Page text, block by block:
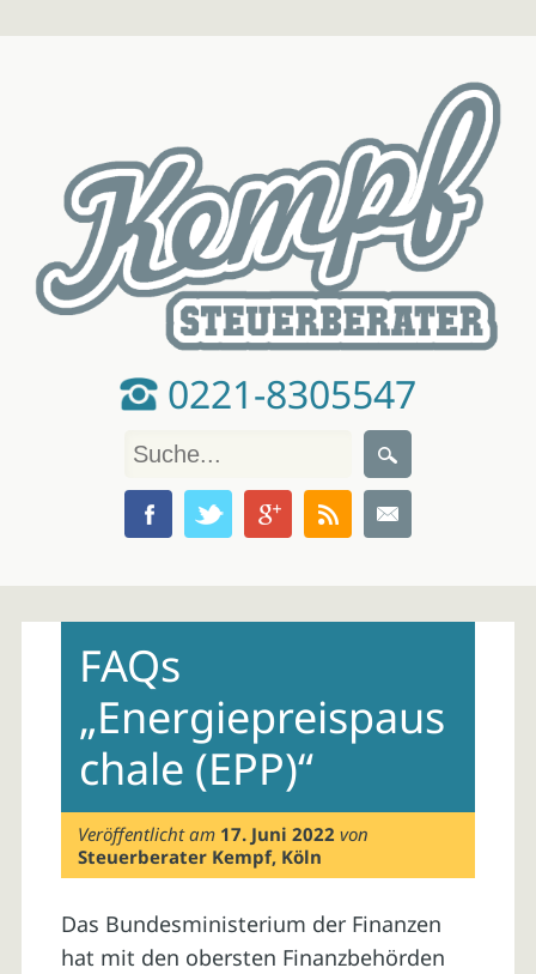
0221-8305547
contentFAQs
„Energiepreispaus
chale (EPP)“
Veröffentlicht am 17. Juni 2022 von
Steuerberater Kempf, Köln
Das Bundesministerium der Finanzen
hat mit den obersten Finanzbehörden